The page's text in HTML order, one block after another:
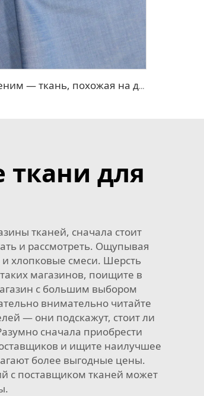
Поли тенсел деним — ткань, похожая на джинсовую
ткани для
тканей, сначала стоит
и рассмотреть. Ощупывая
хлопковые смеси. Шерсть
магазинов, поищите в
с большим выбором
внимательно читайте
— они подскажут, стоит ли
сначала приобрести
и ищите наилучшее
более выгодные цены.
с поставщиком тканей может